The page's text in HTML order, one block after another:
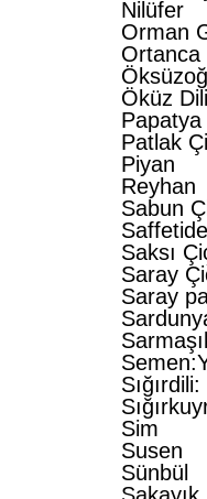
Nilüfer
Orman
Ortanca
Öküz
Papatya
Patlak
Piyan
Reyhan
Sabun
Saksı
Saray
Saray
Sim
Susen
Sünbül